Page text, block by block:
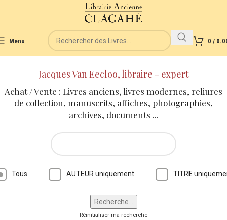
Menu 0 /
Jacques Van Eecloo, libraire - expert
Achat / Vente : Livres anciens, livres modernes, reliures
de collection, manuscrits, affiches, photographies,
archives, documents ...
Tous AUTEUR uniquement TITRE
Réinitialiser ma recherche